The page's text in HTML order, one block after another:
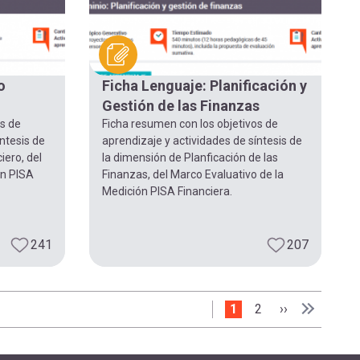
de
de
del
PISA
241
Ficha Lenguaje: Planificación y
Gestión de las Finanzas
Ficha resumen con los objetivos de
aprendizaje y actividades de síntesis de
la dimensión de Planficación de las
Finanzas, del Marco Evaluativo de la
Medición PISA Financiera.
207
Página actual
1 Page
2 Siguiente
›› Última
Última »